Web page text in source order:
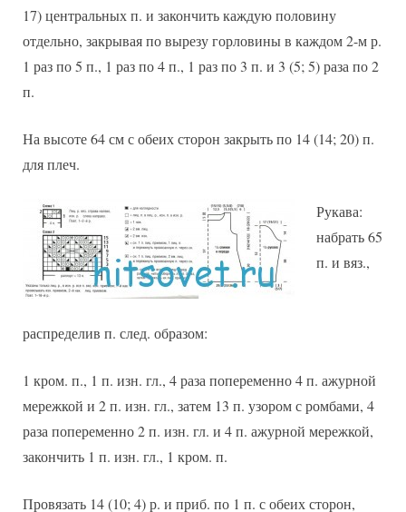
17) центральных п. и закончить каждую половину
отдельно, закрывая по вырезу горловины в каждом 2-м р.
1 раз по 5 п., 1 раз по 4 п., 1 раз по 3 п. и 3 (5; 5) раза по 2
п.
На высоте 64 см с обеих сторон закрыть по 14 (14; 20) п.
для плеч.
Рукава:
набрать 65
п. и вяз.,
распределив п. след. образом:
1 кром. п., 1 п. изн. гл., 4 раза попеременно 4 п. ажурной
мережкой и 2 п. изн. гл., затем 13 п. узором с ромбами, 4
раза попеременно 2 п. изн. гл. и 4 п. ажурной мережкой,
закончить 1 п. изн. гл., 1 кром. п.
Провязать 14 (10; 4) р. и приб. по 1 п. с обеих сторон,